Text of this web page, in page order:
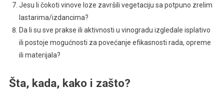
Jesu li čokoti vinove loze završili vegetaciju sa potpuno zrelim
lastarima/izdancima?
Da li su sve prakse ili aktivnosti u vinogradu izgledale isplativo
ili postoje mogućnosti za povećanje efikasnosti rada, opreme
ili materijala?
Šta, kada, kako i zašto?